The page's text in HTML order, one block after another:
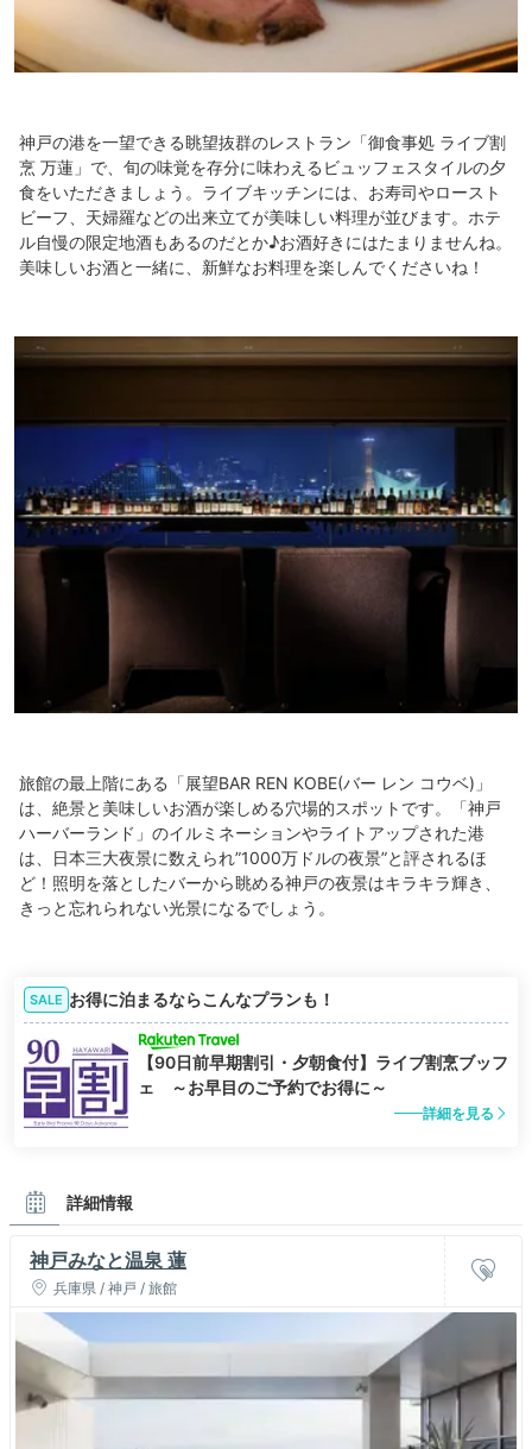
神戸の港を一望できる眺望抜群のレストラン「御食事処 ライブ割
烹 万蓮」で、旬の味覚を存分に味わえるビュッフェスタイルの夕
食をいただきましょう。ライブキッチンには、お寿司やロースト
ビーフ、天婦羅などの出来立てが美味しい料理が並びます。ホテ
ル自慢の限定地酒もあるのだとか♪お酒好きにはたまりませんね。
美味しいお酒と一緒に、新鮮なお料理を楽しんでくださいね！
旅館の最上階にある「展望BAR REN KOBE(バー レン コウベ)」
は、絶景と美味しいお酒が楽しめる穴場的スポットです。「神戸
ハーバーランド」のイルミネーションやライトアップされた港
は、日本三大夜景に数えられ”1000万ドルの夜景”と評されるほ
ど！照明を落としたバーから眺める神戸の夜景はキラキラ輝き、
きっと忘れられない光景になるでしょう。
SALE お得に泊まるならこんなプランも！
【90日前早期割引・夕朝食付】ライブ割烹ブッフ
ェ ～お早目のご予約でお得に～
詳細を見る
詳細情報
神戸みなと温泉 蓮
兵庫県 / 神戸 / 旅館